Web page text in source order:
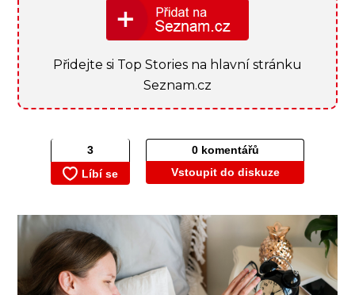
Přidejte si Top Stories na hlavní stránku
Seznam.cz
0 komentářů
Vstoupit do diskuze